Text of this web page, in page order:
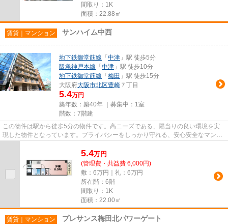
間取り：1K
面積：22.88㎡
賃貸｜マンション サンハイム中西
地下鉄御堂筋線 「 中津 」駅 徒歩5分
阪急神戸本線 「 中津 」駅 徒歩10分
地下鉄御堂筋線 「 梅田 」駅 徒歩15分
大阪府大阪市北区豊崎 ７丁目
5.4万円
築年数：築40年 ｜募集中： 1室
階数：7階建
この物件は駅から徒歩5分の物件です。高ニーズである、陽当りの良い環境を実
現した物件となっています。プライバシーをしっかり守れる、安心安全なマンシ
5.4万円
(管理費・共益費 6,000円)
敷：6万円｜礼：6万円
所在階：6階
間取り：1K
面積：22.00㎡
賃貸｜マンション プレサンス梅田北パワーゲート